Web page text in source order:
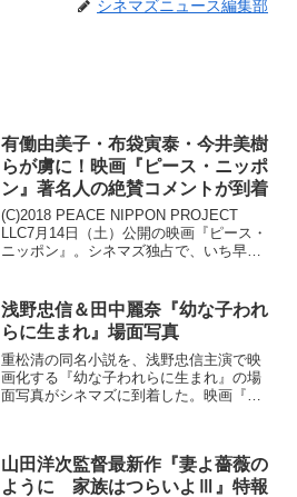
シネマズニュース編集部
有働由美子・布袋寅泰・今井美樹
らが虜に！映画『ピース・ニッポ
ン』著名人の絶賛コメントが到着
(C)2018 PEACE NIPPON PROJECT
LLC7月14日（土）公開の映画『ピース・
ニッポン』。シネマズ独占で、いち早く
本作は、数年間に一度だけ、"一期...
浅野忠信＆田中麗奈『幼な子われ
らに生まれ』場面写真
重松清の同名小説を、浅野忠信主演で映
画化する『幼な子われらに生まれ』の場
面写真がシネマズに到着した。映画『幼
の妻・奈苗(田中麗奈...
山田洋次監督最新作『妻よ薔薇の
ように 家族はつらいよⅢ』特報